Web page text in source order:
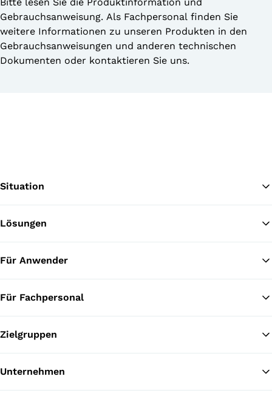
Gebrauchsanweisung. Als Fachpersonal finden Sie
weitere Informationen zu unseren Produkten in den
Gebrauchsanweisungen und anderen technischen
Dokumenten oder kontaktieren Sie uns.
Situation
Lösungen
Für Anwender
Für Fachpersonal
Zielgruppen
Unternehmen